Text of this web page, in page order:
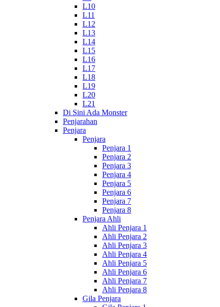
L10
L11
L12
L13
L14
L15
L16
L17
L18
L19
L20
L21
Di Sini Ada Monster
Penjarahan
Penjara
Penjara
Penjara 1
Penjara 2
Penjara 3
Penjara 4
Penjara 5
Penjara 6
Penjara 7
Penjara 8
Penjara Ahli
Ahli Penjara 1
Ahli Penjara 2
Ahli Penjara 3
Ahli Penjara 4
Ahli Penjara 5
Ahli Penjara 6
Ahli Penjara 7
Ahli Penjara 8
Gila Penjara